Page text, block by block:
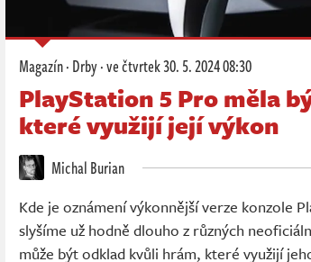
Magazín·Drby·ve čtvrtek30. 5. 2024 08:30
PlayStation 5 Pro měla
které využijí její výkon
Michal Burian
Kde je oznámení výkonnější verze konzole
slyšíme už hodně dlouho z různých
může být odklad kvůli hrám, které využijí